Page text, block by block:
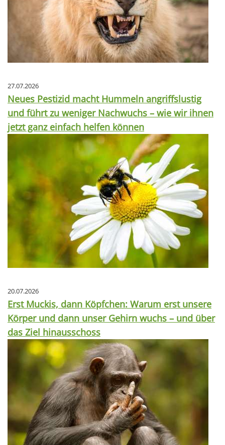
27.07.2026
Neues Pestizid macht Hummeln angriffslustig
und führt zu weniger Nachwuchs – wie wir ihnen
jetzt ganz einfach helfen können
20.07.2026
Erst Muckis, dann Köpfchen: Warum erst unsere
Körper und dann unser Gehirn wuchs – und über
das Ziel hinausschoss